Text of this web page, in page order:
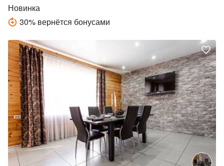
Новинка
30% вернётся бонусами